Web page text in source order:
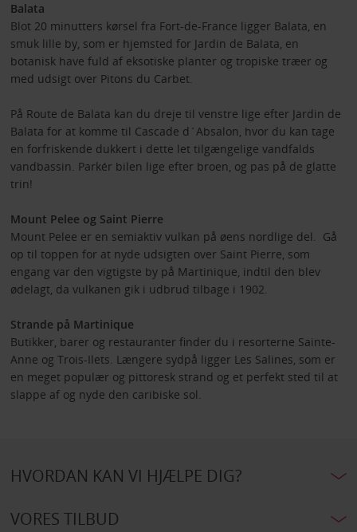
Balata
Blot 20 minutters kørsel fra Fort-de-France ligger Balata, en
smuk lille by, som er hjemsted for Jardin de Balata, en
botanisk have fuld af eksotiske planter og tropiske træer og
med udsigt over Pitons du Carbet.
På Route de Balata kan du dreje til venstre lige efter Jardin de
Balata for at komme til Cascade d´Absalon, hvor du kan tage
en forfriskende dukkert i dette let tilgængelige vandfalds
vandbassin. Parkér bilen lige efter broen, og pas på de glatte
trin!
Mount Pelee og Saint Pierre
Mount Pelee er en semiaktiv vulkan på øens nordlige del. Gå
op til toppen for at nyde udsigten over Saint Pierre, som
engang var den vigtigste by på Martinique, indtil den blev
ødelagt, da vulkanen gik i udbrud tilbage i 1902.
Strande på Martinique
Butikker, barer og restauranter finder du i resorterne Sainte-
Anne og Trois-Ilets. Længere sydpå ligger Les Salines, som er
en meget populær og pittoresk strand og et perfekt sted til at
slappe af og nyde den caribiske sol.
HVORDAN KAN VI HJÆLPE DIG?
VORES TILBUD